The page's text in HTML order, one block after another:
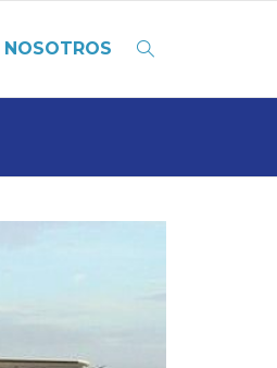
NOSOTROS